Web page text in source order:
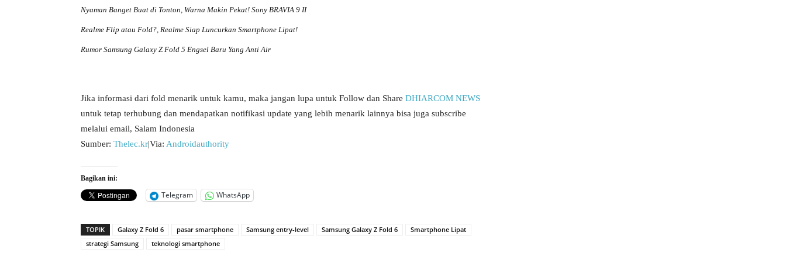
Nyaman Banget Buat di Tonton, Warna Makin Pekat! Sony BRAVIA 9 II
Realme Flip atau Fold?, Realme Siap Luncurkan Smartphone Lipat!
Rumor Samsung Galaxy Z Fold 5 Engsel Baru Yang Anti Air
Jika informasi dari fold menarik untuk kamu, maka jangan lupa untuk Follow dan Share DHIARCOM NEWS
untuk tetap terhubung dan mendapatkan notifikasi update yang lebih menarik lainnya bisa juga subscribe
melalui email, Salam Indonesia
Sumber: Thelec.kr|Via: Androidauthority
Bagikan ini:
Telegram WhatsApp
TOPIK Galaxy Z Fold 6 pasar smartphone Samsung entry-level Samsung Galaxy Z Fold 6
Smartphone Lipat
strategi Samsung
teknologi smartphone